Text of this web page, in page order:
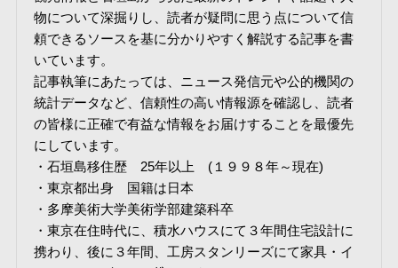
物について深掘りし、読者が疑問に思う点について信
頼できるソースを基に分かりやすく解説する記事を書
いています。
記事執筆にあたっては、ニュース発信元や公的機関の
統計データなど、信頼性の高い情報源を確認し、読者
の皆様に正確で有益な情報をお届けすることを最優先
にしています。
・石垣島移住歴 25年以上 (１９９８年～現在)
・東京都出身 国籍は日本
・多摩美術大学美術学部建築科卒
・東京在住時代に、積水ハウスにて３年間住宅設計に
携わり、後に３年間、工房スタンリーズにて家具・イ